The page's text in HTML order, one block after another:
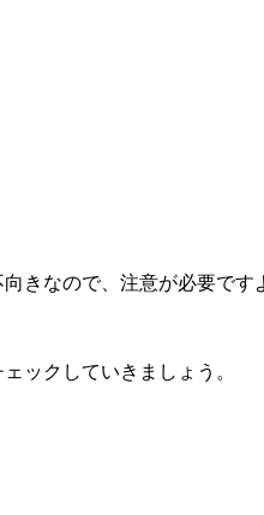
きなので、注意が必要です
ックしていきましょう。